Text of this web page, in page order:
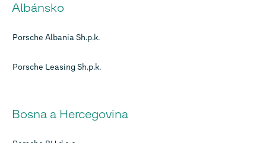
Albánsko
Porsche Albania Sh.p.k.
Porsche Leasing Sh.p.k.
Bosna a Hercegovina